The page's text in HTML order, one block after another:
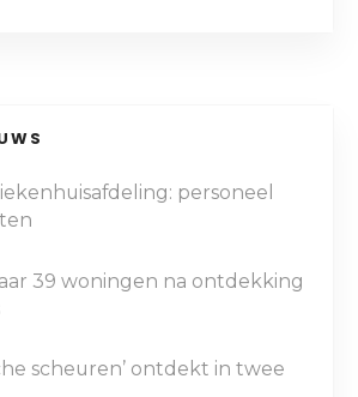
personeel
39 woningen na ontdekking
scheuren’ ontdekt in twee